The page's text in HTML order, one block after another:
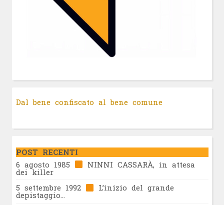
Dal bene confiscato al bene comune
POST RECENTI
6 agosto 1985
NINNI CASSARÀ, in attesa
dei killer
5 settembre 1992
L’inizio del grande
depistaggio…